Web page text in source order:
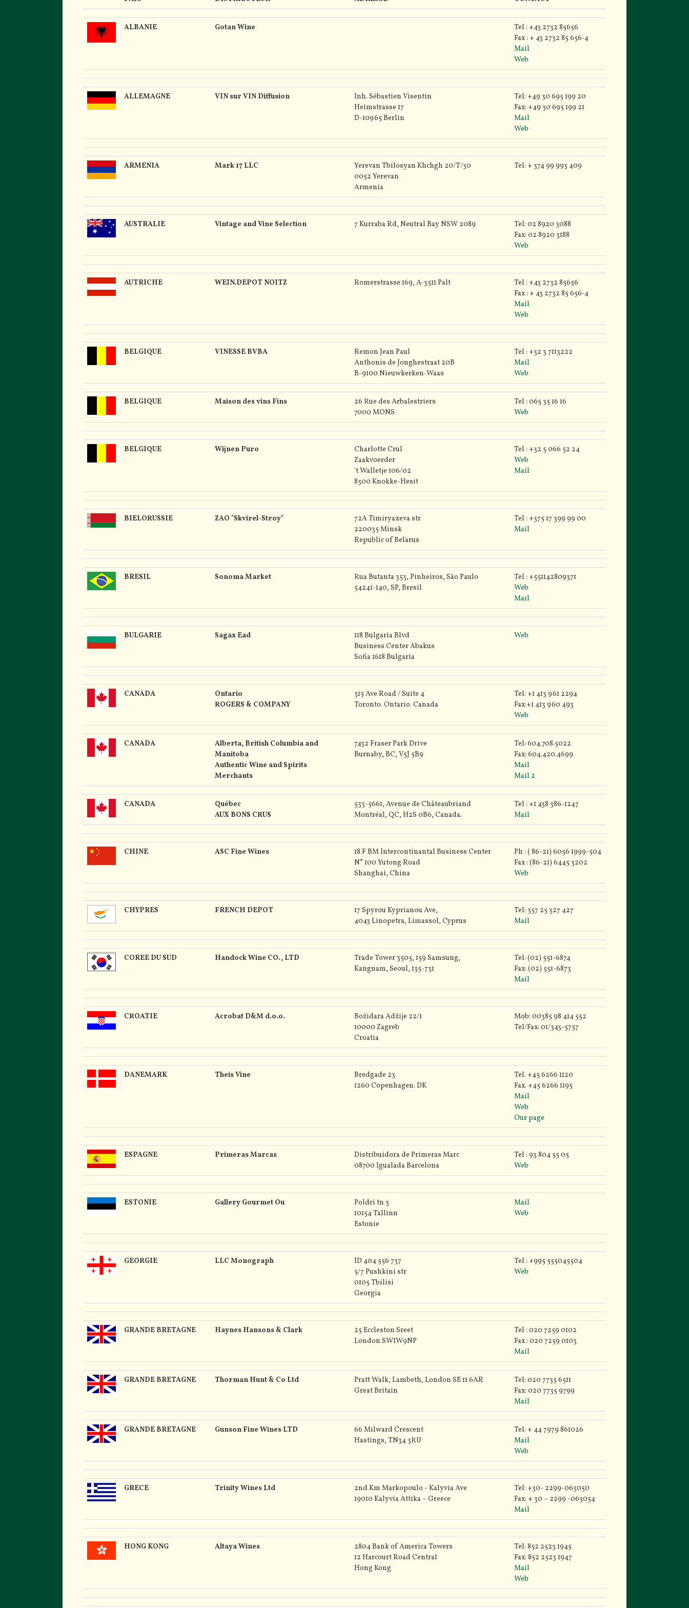
ALBANIE
Gotan Wine
Tel : +43 2732 85656
Fax : + 43 2732 85 656-4
Mail
Web
ALLEMAGNE VIN sur VIN Diffusion
Inh. Sébastien Visentin
Heimstrasse 17
D-10965 Berlin
Tel: +49 30 695 199 20
Fax: +49 30 695 199 21
Mail
Web
ARMENIA Mark 17 LLC
Yerevan Tbilosyan Khchgh 20/T/30
0052 Yerevan
Armenia
Tel: + 374 99 993 409
AUSTRALIE Vintage and Vine Selection 7 Kurraba Rd, Neutral Bay NSW 2089
Tel: 02 8920 3088
Fax: 02 8920 3188
Web
AUTRICHE WEIN.DEPOT NOITZ Romerstrasse 169, A-3511 Palt
Tel : +43 2732 85656
Fax : + 43 2732 85 656-4
Mail
Web
BELGIQUE VINESSE BVBA
Remon Jean Paul
Anthonis de Jonghestraat 20B
B-9100 Nieuwkerken-Waas
Tel : +32 3 7113222
Mail
Web
BELGIQUE Maison des vins Fins
26 Rue des Arbalestriers
7000 MONS
Tel : 065 35 16 16
Web
BELGIQUE Wijnen Puro
Charlotte Crul
Zaakvoerder
't Walletje 106/02
8300 Knokke-Hesit
Tel : +32 5 066 52 24
Web
Mail
BIELORUSSIE ZAO "Skvirel-Stroy"
72A Timiryazeva str
220035 Minsk
Republic of Belarus
Tel : +375 17 399 99 00
Mail
BRESIL Sonoma Market
Rua Butanta 353, Pinheiros, São Paulo
54241-140, SP, Bresil
Tel : +551142809371
Web
Mail
BULGARIE Sagax Ead
118 Bulgaria Blvd
Business Center Abakus
Sofia 1618 Bulgaria
Web
CANADA
Ontario
ROGERS & COMPANY
315 Ave Road / Suite 4
Toronto. Ontario. Canada
Tel: +1 413 961 2294
Fax:+1 413 960 493
Web
CANADA
Alberta, British Columbia and
Manitoba
Authentic Wine and Spirits
Merchants
7432 Fraser Park Drive
Burnaby, BC, V5J 5B9
Tel: 604.708.5022
Fax: 604.420.4699
Mail
Mail 2
CANADA
Québec
AUX BONS CRUS
533-5661, Avenue de Châteaubriand
Montréal, QC, H2S 0B6, Canada.
Tel : +1 438 386-1247
Mail
CHINE ASC Fine Wines
18 F BM Intercontinantal Business Center
N° 100 Yutong Road
Shanghai, China
Ph : ( 86-21) 6056 1999-504
Fax : (86-21) 6445 3202
Web
CHYPRES FRENCH DEPOT
17 Spyrou Kyprianou Ave,
4043 Linopetra, Limassol, Cyprus
Tel: 357 25 327 427
Mail
COREE DU SUD Handock Wine CO., LTD
Trade Tower 3505, 159 Samsung,
Kangnam, Seoul, 135-731
Tel: (02) 551-6874
Fax: (02) 551-6873
Mail
CROATIE Acrobat D&M d.o.o.
Božidara Adžije 22/1
10000 Zagreb
Croatia
Mob: 00385 98 414 552
Tel/Fax: 01/343-5757
DANEMARK Theis Vine
Bredgade 23
1260 Copenhagen. DK
Tel. +45 6266 1120
Fax. +45 6266 1195
Mail
Web
Our page
ESPAGNE Primeras Marcas
Distribuidora de Primeras Marc
08700 Igualada Barcelona
Tel : 93 804 55 05
Web
ESTONIE Gallery Gourmet Ou
Poldri tn 3
10154 Tallinn
Estonie
Mail
Web
GEORGIE LLC Monograph
ID 404 556 737
5/7 Pushkini str
0105 Tbilisi
Georgia
Tel : +995 555045504
Web
GRANDE BRETAGNE Haynes Hansons & Clark
25 Eccleston Sreet
London SWIW9NP
Tel : 020 7259 0102
Fax : 020 7259 0103
Mail
GRANDE BRETAGNE Thorman Hunt & Co Ltd
Pratt Walk, Lambeth, London SE 11 6AR
Great Britain
Tel: 020 7735 6511
Fax: 020 7735 9799
Mail
GRANDE BRETAGNE Gunson Fine Wines LTD
66 Milward Crescent
Hastings, TN34 3RU
Tel: + 44 7979 861026
Mail
Web
GRECE Trinity Wines Ltd
2nd Km Markopoulo - Kalyvia Ave
19010 Kalyvia Attika – Greece
Tel: +30- 2299-063050
Fax: + 30 – 2299 -063054
Mail
HONG KONG Altaya Wines
2804 Bank of America Towers
12 Harcourt Road Central
Hong Kong
Tel: 852 2523 1945
Fax: 852 2523 1947
Mail
Web